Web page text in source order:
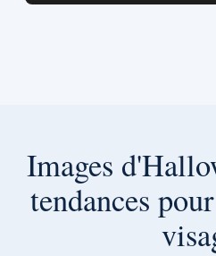
Images
tendances